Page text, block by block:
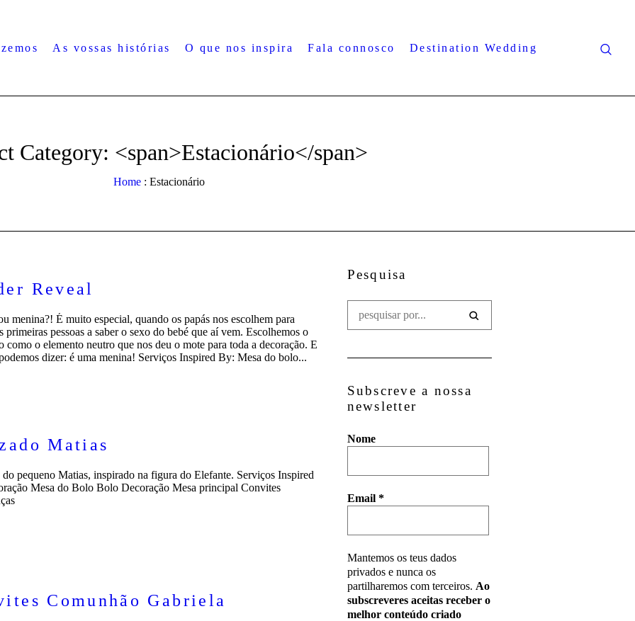
As vossas histórias O que nos inspira Fala connosco Destination Wedding
Category: <span>Estacionário</span>
Home : Estacionário
Reveal
menina?! É muito especial, quando os papás nos escolhem para
primeiras pessoas a saber o sexo do bebé que aí vem. Escolhemos o
como o elemento neutro que nos deu o mote para toda a decoração. E
dizer: é uma menina! Serviços Inspired By: Mesa do bolo...
Matias
pequeno Matias, inspirado na figura do Elefante. Serviços Inspired
Mesa do Bolo Bolo Decoração Mesa principal Convites
Comunhão Gabriela
Pesquisa
Subscreve a nossa
newsletter
Nome
Email *
Mantemos os teus dados
privados e nunca os
partilharemos com terceiros. Ao
subscreveres aceitas receber o
melhor conteúdo criado